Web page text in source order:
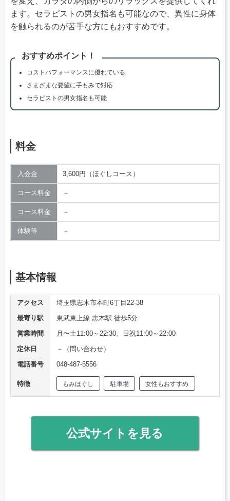
ます。セラピストの男女指名も可能なので、異性に身体
を触られるのが苦手な方にもおすすめです。
おすすめポイント！
コストパフォーマンスに優れている
さまざまな要望に手もみで対応
セラピストの男女指名も可能
料金
入会金 3,600円（ほぐしコース）
コース料金 －
コース料金 －
体験等 －
基本情報
アクセス
埼玉県志木市本町6丁目22-38
最寄り駅
東武東上線 志木駅 徒歩5分
営業時間
月〜土11:00～22:30、日祝11:00～22:00
定休日
－（問い合わせ）
電話番号
048-487-5556
特徴 もみほぐし 駐車場 女性もおすすめ
公式サイトを見る